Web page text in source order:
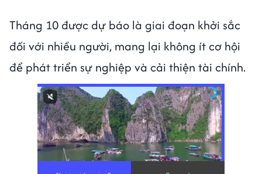
Tháng 10 được dự báo là giai đoạn khởi sắc
đối với nhiều người, mang lại không ít cơ hội
để phát triển sự nghiệp và cải thiện tài chính.